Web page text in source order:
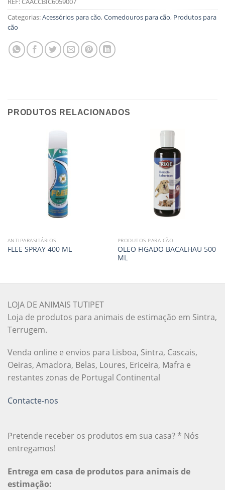
Categorias:Acessórios para cão,Comedouros para cão, Produtos para
cão
PRODUTOS RELACIONADOS
ANTIPARASITÁRIOS
FLEE SPRAY 400 ML
PRODUTOS PARA CÃO
OLEO FIGADO BACALHAU 500
ML
LOJA DE ANIMAIS TUTIPET
Loja de produtos para animais de estimação em Sintra,
Terrugem.
Venda online e envios para Lisboa, Sintra, Cascais,
Oeiras, Amadora, Belas, Loures, Ericeira, Mafra e
restantes zonas de Portugal Continental
Contacte-nos
Pretende receber os produtos em sua casa? * Nós
entregamos!
Entrega em casa de produtos para animais de
estimação: